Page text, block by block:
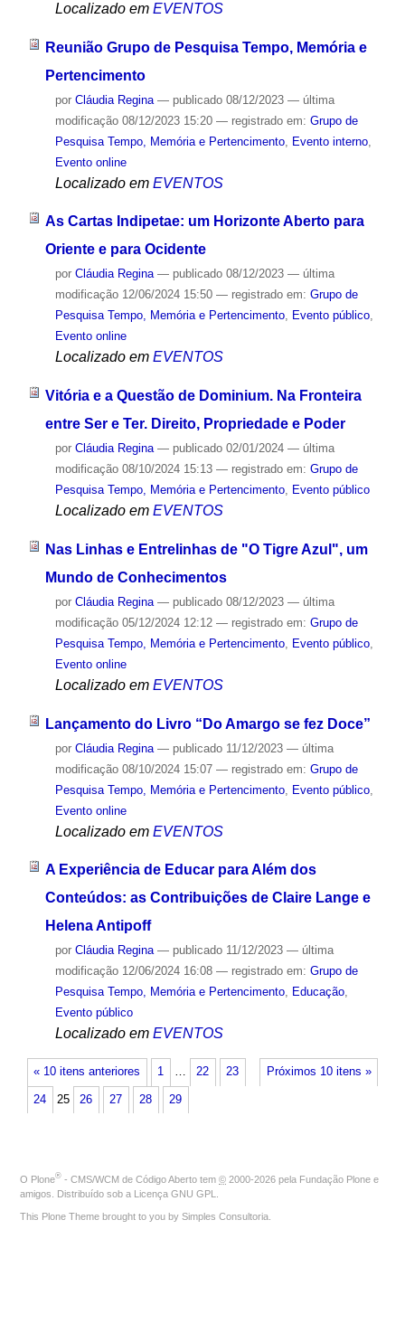
Localizado em EVENTOS
Reunião Grupo de Pesquisa Tempo, Memória e
Pertencimento
por Cláudia Regina — publicado08/12/2023 — última
modificação08/12/2023 15:20 — registrado em: Grupo de
Pesquisa Tempo, Memória e Pertencimento, Evento interno,
Evento online
Localizado em EVENTOS
As Cartas Indipetae: um Horizonte Aberto para
Oriente e para Ocidente
por Cláudia Regina — publicado08/12/2023 — última
modificação12/06/2024 15:50 — registrado em: Grupo de
Pesquisa Tempo, Memória e Pertencimento, Evento público,
Evento online
Localizado em EVENTOS
Vitória e a Questão de Dominium. Na Fronteira
entre Ser e Ter. Direito, Propriedade e Poder
por Cláudia Regina — publicado02/01/2024 — última
modificação08/10/2024 15:13 — registrado em: Grupo de
Pesquisa Tempo, Memória e Pertencimento, Evento público
Localizado em EVENTOS
Nas Linhas e Entrelinhas de "O Tigre Azul", um
Mundo de Conhecimentos
por Cláudia Regina — publicado08/12/2023 — última
modificação05/12/2024 12:12 — registrado em: Grupo de
Pesquisa Tempo, Memória e Pertencimento, Evento público,
Evento online
Localizado em EVENTOS
Lançamento do Livro “Do Amargo se fez Doce”
por Cláudia Regina — publicado11/12/2023 — última
modificação08/10/2024 15:07 — registrado em: Grupo de
Pesquisa Tempo, Memória e Pertencimento, Evento público,
Evento online
Localizado em EVENTOS
A Experiência de Educar para Além dos
Conteúdos: as Contribuições de Claire Lange e
Helena Antipoff
por Cláudia Regina — publicado11/12/2023 — última
modificação12/06/2024 16:08 — registrado em: Grupo de
Pesquisa Tempo, Memória e Pertencimento, Educação,
Evento público
Localizado em EVENTOS
« 10 itens anteriores Próximos 10 itens »
1 … 22 23
24 25 26 27 28 29
O Plone® - CMS/WCM de Código Aberto tem © 2000-2026 pela Fundação Plone e
amigos. Distribuído sob a Licença GNU GPL
This Plone Theme brought to you by Simples Consultoria